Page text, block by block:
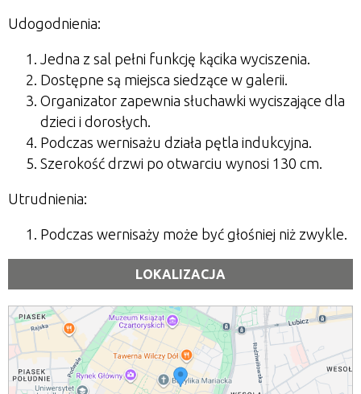
Udogodnienia:
Jedna z sal pełni funkcję kącika wyciszenia.
Dostępne są miejsca siedzące w galerii.
Organizator zapewnia słuchawki wyciszające dla
dzieci i dorosłych.
Podczas wernisażu działa pętla indukcyjna.
Szerokość drzwi po otwarciu wynosi 130 cm.
Utrudnienia:
Podczas wernisaży może być głośniej niż zwykle.
LOKALIZACJA